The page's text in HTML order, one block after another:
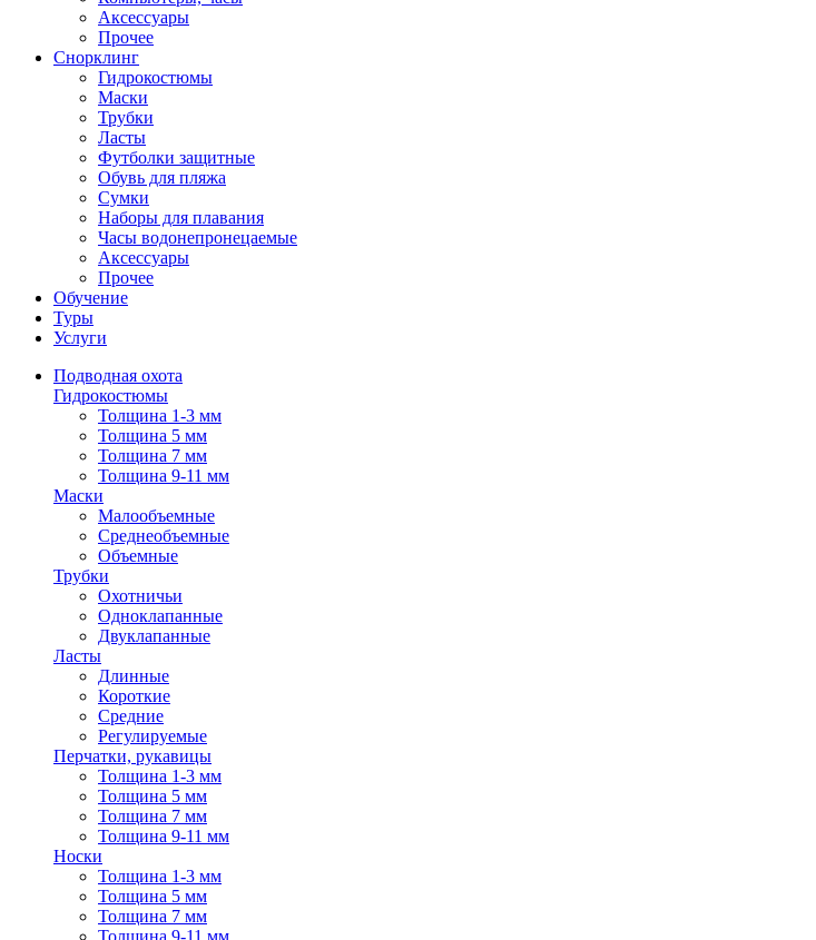
Аксессуары
Прочее
Снорклинг
Гидрокостюмы
Маски
Трубки
Ласты
Футболки защитные
Обувь для пляжа
Сумки
Наборы для плавания
Часы водонепронецаемые
Аксессуары
Прочее
Обучение
Туры
Услуги
Подводная охота
Гидрокостюмы
Толщина 1-3 мм
Толщина 5 мм
Толщина 7 мм
Толщина 9-11 мм
Маски
Малообъемные
Среднеобъемные
Объемные
Трубки
Охотничьи
Одноклапанные
Двуклапанные
Ласты
Длинные
Короткие
Средние
Регулируемые
Перчатки, рукавицы
Толщина 1-3 мм
Толщина 5 мм
Толщина 7 мм
Толщина 9-11 мм
Носки
Толщина 1-3 мм
Толщина 5 мм
Толщина 7 мм
Толщина 9-11 мм